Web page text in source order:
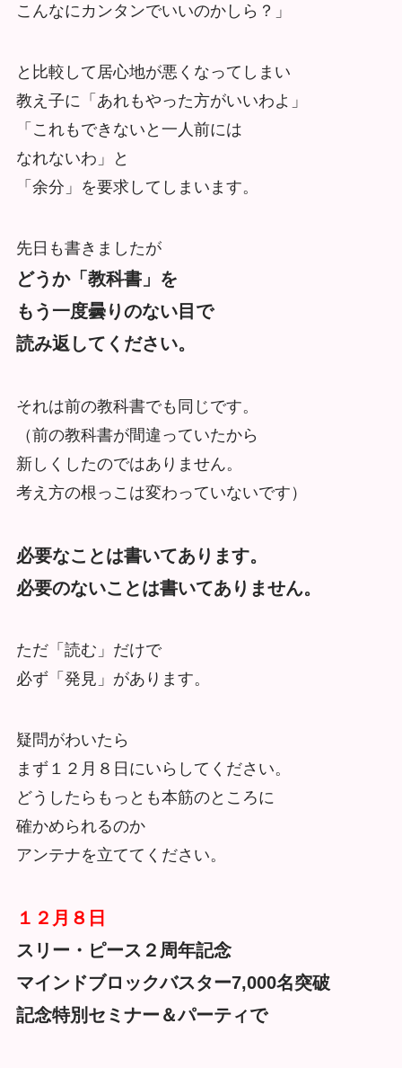
こんなにカンタンでいいのかしら？」
と比較して居心地が悪くなってしまい
教え子に「あれもやった方がいいわよ」
「これもできないと一人前には
なれないわ」と
「余分」を要求してしまいます。
先日も書きましたが
どうか「教科書」を
もう一度曇りのない目で
読み返してください。
それは前の教科書でも同じです。
（前の教科書が間違っていたから
新しくしたのではありません。
考え方の根っこは変わっていないです）
必要なことは書いてあります。
必要のないことは書いてありません。
ただ「読む」だけで
必ず「発見」があります。
疑問がわいたら
まず１２月８日にいらしてください。
どうしたらもっとも本筋のところに
確かめられるのか
アンテナを立ててください。
１２月８日
スリー・ピース２周年記念
マインドブロックバスター7,000名突破
記念特別セミナー＆パーティで